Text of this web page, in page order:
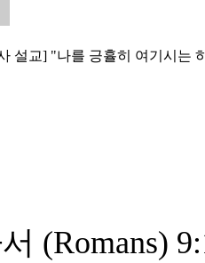
설교] "나를 긍휼히 여기시는
(Romans)